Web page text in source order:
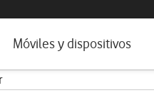
e idioma
TV
Móviles y dispositivos